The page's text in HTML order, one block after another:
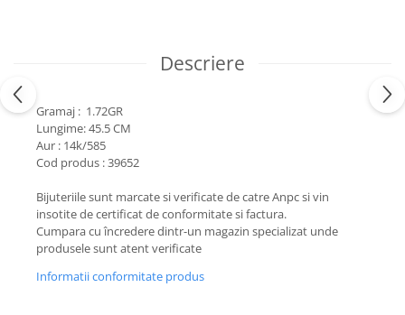
Descriere
Gramaj : 1.72GR
Lungime: 45.5 CM
Aur : 14k/585
Cod produs : 39652
Bijuteriile sunt marcate si verificate de catre Anpc si vin
insotite de certificat de conformitate si factura.
Cumpara cu încredere dintr-un magazin specializat unde
produsele sunt atent verificate
Informatii conformitate produs